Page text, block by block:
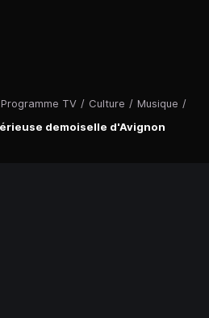
Programme TV / Culture / Musique /
demoiselle d'Avignon